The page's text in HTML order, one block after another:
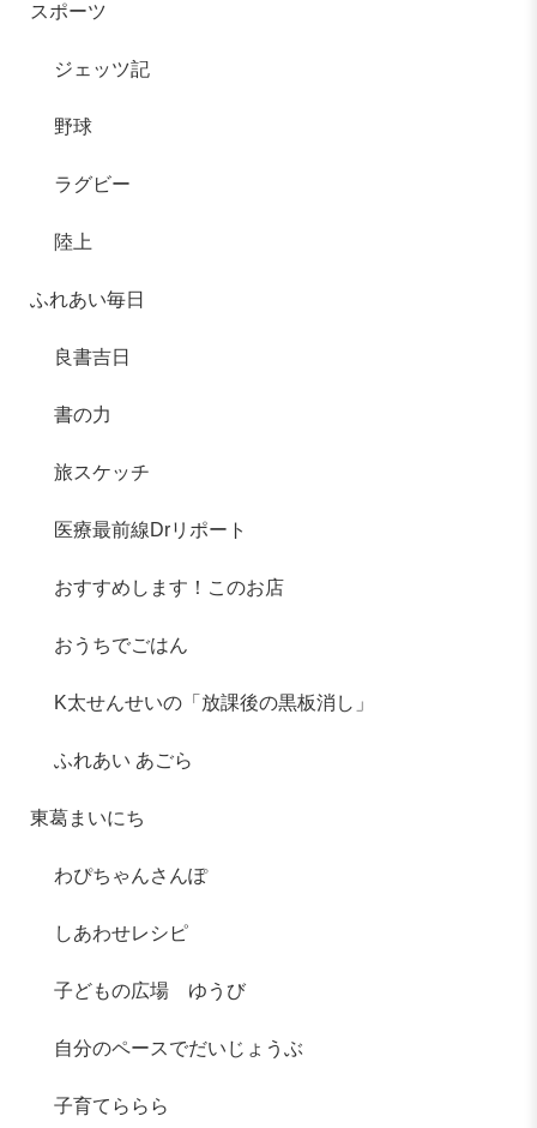
スポーツ
ジェッツ記
野球
ラグビー
陸上
ふれあい毎日
良書吉日
書の力
旅スケッチ
医療最前線Drリポート
おすすめします！このお店
おうちでごはん
K太せんせいの「放課後の黒板消し」
ふれあい あごら
東葛まいにち
わぴちゃんさんぽ
しあわせレシピ
子どもの広場 ゆうび
自分のペースでだいじょうぶ
子育てららら